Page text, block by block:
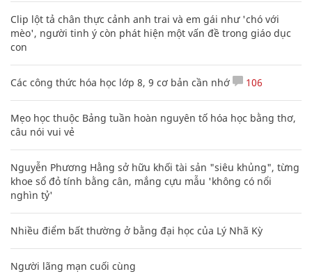
Clip lột tả chân thực cảnh anh trai và em gái như 'chó với
mèo', người tinh ý còn phát hiện một vấn đề trong giáo dục
con
Các công thức hóa học lớp 8, 9 cơ bản cần nhớ 106
Mẹo học thuộc Bảng tuần hoàn nguyên tố hóa học bằng thơ,
câu nói vui vẻ
Nguyễn Phương Hằng sở hữu khối tài sản "siêu khủng", từng
khoe sổ đỏ tính bằng cân, mắng cựu mẫu 'không có nổi
nghìn tỷ'
Nhiều điểm bất thường ở bằng đại học của Lý Nhã Kỳ
Người lãng mạn cuối cùng